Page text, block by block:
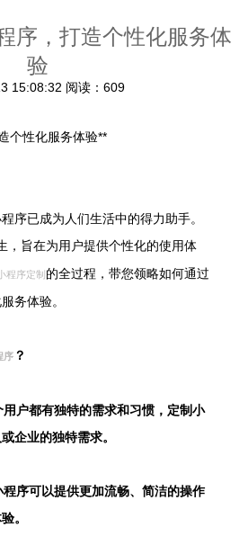
序，打造个性化服务体
验
15:08:32 阅读：609
个性化服务体验**
序已成为人们生活中的得力助手。
，旨在为用户提供个性化的使用体
程序定制 的全过程，带您领略如何通过
务体验。
序 ？
户都有独特的需求和习惯，定制小
企业的独特需求。
序可以提供更加流畅、简洁的操作
。